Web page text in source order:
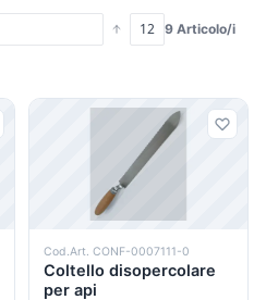
9 Articolo/i
Cod.Art. CONF-0007111-0
Coltello disopercolare
per api